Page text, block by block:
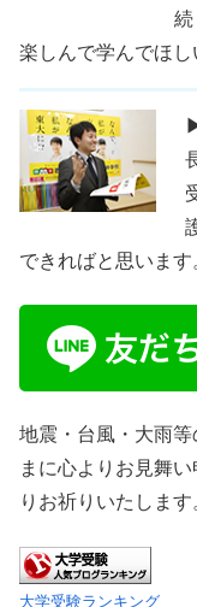
続
楽しんで学んでほし
できればと思います
地震・台風・大雨
まに心よりお見舞
りお祈りいたします
大学受験ランキング